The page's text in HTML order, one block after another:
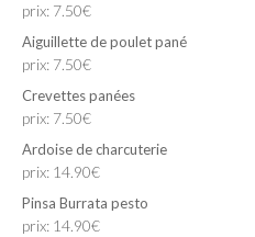
prix: 7.50€
Aiguillette de poulet pané
prix: 7.50€
Crevettes panées
prix: 7.50€
Ardoise de charcuterie
prix: 14.90€
Pinsa Burrata pesto
prix: 14.90€